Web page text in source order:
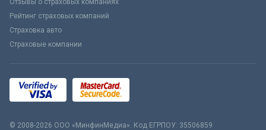
Рейтинг страховых компаний
Страховка авто
Страховые компании
© 2008-2026 ООО «МинфинМедиа». Код ЕГРПОУ: 35506859